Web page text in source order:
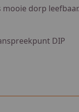
dorp leefbaar.
DIP